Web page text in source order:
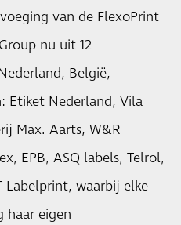
van de FlexoPrint
nu uit 12
België,
Etiket Nederland, Vila
Max. Aarts, W&R
EPB, ASQ labels, Telrol,
Labelprint, waarbij elke
haar eigen